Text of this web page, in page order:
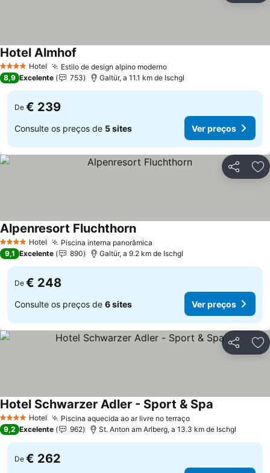
4 EstrelasHotel Estilo de design alpino moderno
Hotel Almhof
8,9 Excelente 753 Galtür, a 11.1 km de Ischgl
De € 239
Consulte os preços de 5 sites Ver preços
Partilhar
4 EstrelasHotel Piscina interna panorâmica
Alpenresort Fluchthorn
9,1 Excelente 890 Galtür, a 9.2 km de Ischgl
De € 248
Consulte os preços de 6 sites Ver preços
Partilhar
4 EstrelasHotel Piscina aquecida ao ar livre no terraço
Hotel Schwarzer Adler - Sport & Spa
9,2 Excelente 962 St. Anton am Arlberg, a 13.3 km de Ischgl
De € 262